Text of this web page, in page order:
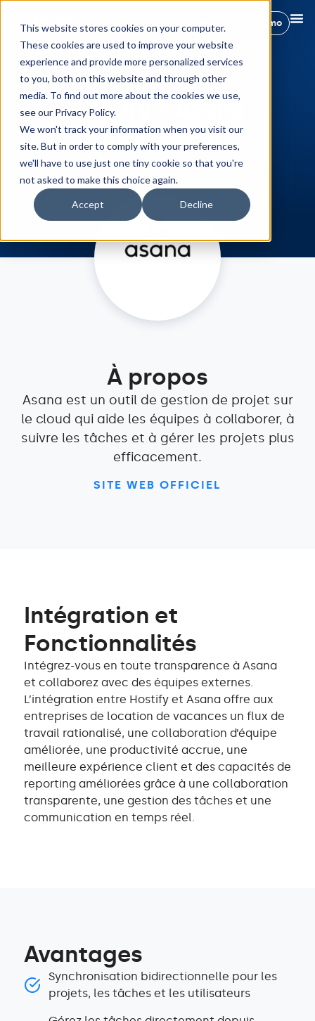
This website stores cookies on your computer.
These cookies are used to improve your website
experience and provide more personalized services
to you, both on this website and through other
media. To find out more about the cookies we use,
see our Privacy Policy.
We won't track your information when you visit our
site. But in order to comply with your preferences,
we'll have to use just one tiny cookie so that you're
not asked to make this choice again.
Accept Decline
Réservez une démo
Hostify + Asana
Intégration
À propos
Asana est un outil de gestion de projet sur
le cloud qui aide les équipes à collaborer, à
suivre les tâches et à gérer les projets plus
efficacement.
SITE WEB OFFICIEL
Intégration et
Fonctionnalités
Intégrez-vous en toute transparence à Asana
et collaborez avec des équipes externes.
L’intégration entre Hostify et Asana offre aux
entreprises de location de vacances un flux de
travail rationalisé, une collaboration d’équipe
améliorée, une productivité accrue, une
meilleure expérience client et des capacités de
reporting améliorées grâce à une collaboration
transparente, une gestion des tâches et une
communication en temps réel.
Avantages
Synchronisation bidirectionnelle pour les
projets, les tâches et les utilisateurs